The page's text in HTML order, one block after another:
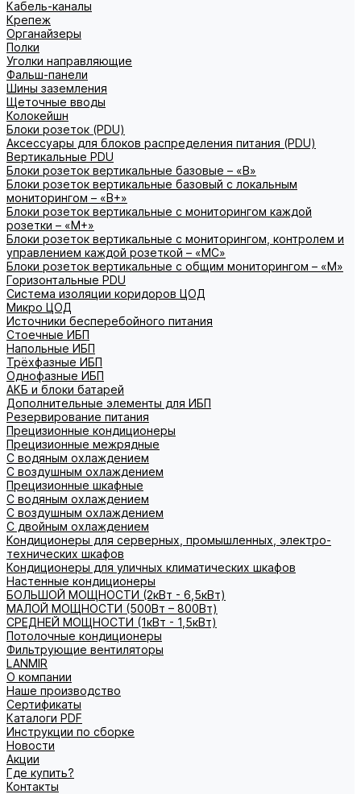
Кабель-каналы
Крепеж
Органайзеры
Полки
Уголки направляющие
Фальш-панели
Шины заземления
Щеточные вводы
Колокейшн
Блоки розеток (PDU)
Аксессуары для блоков распределения питания (PDU)
Вертикальные PDU
Блоки розеток вертикальные базовые – «В»
Блоки розеток вертикальные базовый с локальным
мониторингом – «В+»
Блоки розеток вертикальные с мониторингом каждой
розетки – «М+»
Блоки розеток вертикальные с мониторингом, контролем и
управлением каждой розеткой – «МС»
Блоки розеток вертикальные с общим мониторингом – «М»
Горизонтальные PDU
Система изоляции коридоров ЦОД
Микро ЦОД
Источники бесперебойного питания
Стоечные ИБП
Напольные ИБП
Трёхфазные ИБП
Однофазные ИБП
АКБ и блоки батарей
Дополнительные элементы для ИБП
Резервирование питания
Прецизионные кондиционеры
Прецизионные межрядные
С водяным охлаждением
С воздушным охлаждением
Прецизионные шкафные
С водяным охлаждением
С воздушным охлаждением
С двойным охлаждением
Кондиционеры для серверных, промышленных, электро-
технических шкафов
Кондиционеры для уличных климатических шкафов
Настенные кондиционеры
БОЛЬШОЙ МОЩНОСТИ (2кВт - 6,5кВт)
МАЛОЙ МОЩНОСТИ (500Вт – 800Вт)
СРЕДНЕЙ МОЩНОСТИ (1кВт - 1,5кВт)
Потолочные кондиционеры
Фильтрующие вентиляторы
LANMIR
О компании
Наше производство
Сертификаты
Каталоги PDF
Инструкции по сборке
Новости
Акции
Где купить?
Контакты